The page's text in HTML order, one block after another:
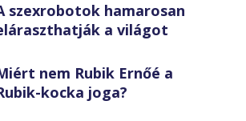
szexrobotok hamarosan
a világot
nem Rubik Ernőé a
kocka joga?